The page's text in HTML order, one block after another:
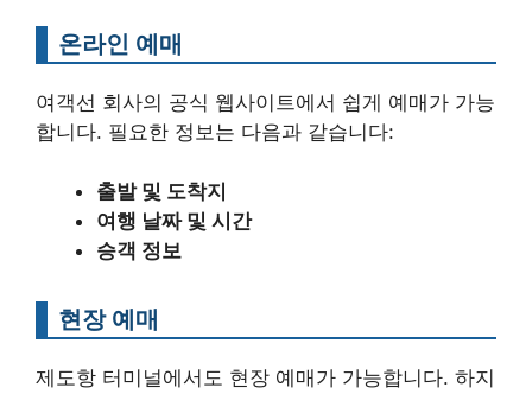
온라인 예매
여객선 회사의 공식 웹사이트에서 쉽게 예매가 가능
합니다. 필요한 정보는 다음과 같습니다:
출발 및 도착지
여행 날짜 및 시간
승객 정보
현장 예매
제도항 터미널에서도 현장 예매가 가능합니다. 하지